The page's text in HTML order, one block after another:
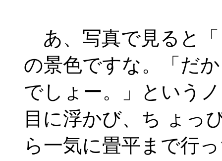
あ、写真で見ると
の景色ですな。「だ
でしょー。」という
目に浮かび、ち ょっ
ら一気に畳平まで行